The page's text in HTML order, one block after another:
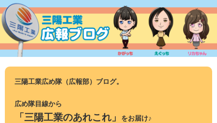
ン
テ
ツ
三陽工業広め隊（広報部）ブログ。
広め隊目線から
「三陽工業のあれこれ」 をお届け♪